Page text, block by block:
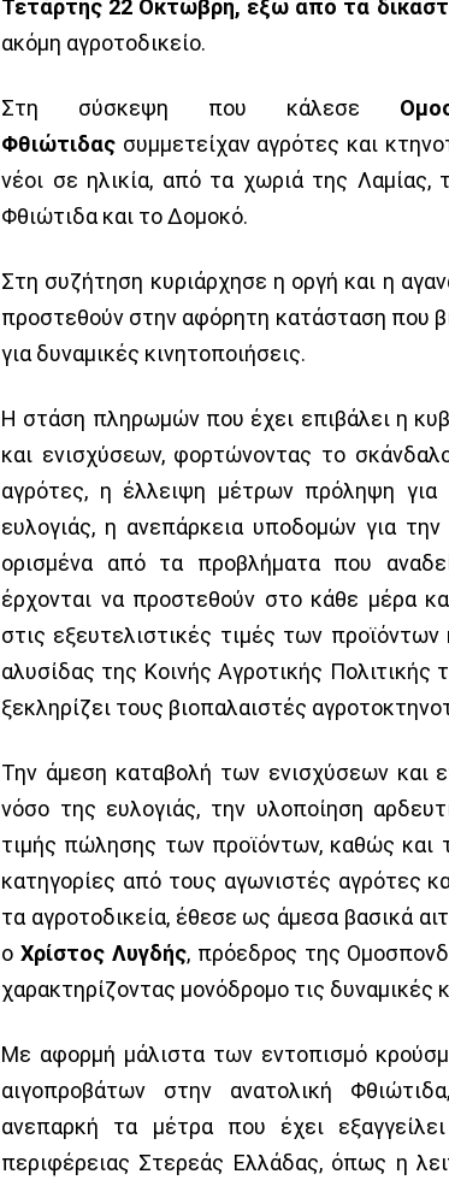
Τετάρτης 22 Οκτώβρη, έξω από τα
ακόμη αγροτοδικείο.
Στη σύσκεψη που κάλεσε
Φθιώτιδας συμμετείχαν αγρότες και
νέοι σε ηλικία, από τα χωριά της Λαμίας,
Φθιώτιδα και το Δομοκό.
Στη συζήτηση κυριάρχησε η οργή και η
προστεθούν στην αφόρητη κατάσταση που
για δυναμικές κινητοποιήσεις.
Η στάση πληρωμών που έχει επιβάλει η
και ενισχύσεων, φορτώνοντας το
αγρότες, η έλλειψη μέτρων πρόληψη
ευλογιάς, η ανεπάρκεια υποδομών για
ορισμένα από τα προβλήματα που
έρχονται να προστεθούν στο κάθε μέρα
στις εξευτελιστικές τιμές των
αλυσίδας της Κοινής Αγροτικής
ξεκληρίζει τους βιοπαλαιστές
Την άμεση καταβολή των ενισχύσεων και
νόσο της ευλογιάς, την υλοποίηση
τιμής πώλησης των προϊόντων, καθώς και
κατηγορίες από τους αγωνιστές αγρότες
τα αγροτοδικεία, έθεσε ως άμεσα βασικά
ο Χρίστος Λυγδής, πρόεδρος της
χαρακτηρίζοντας μονόδρομο τις δυναμικές
Με αφορμή μάλιστα των εντοπισμό
αιγοπροβάτων στην ανατολική
ανεπαρκή τα μέτρα που έχει
περιφέρειας Στερεάς Ελλάδας, όπως η